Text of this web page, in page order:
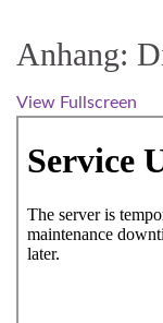
Anhang:
View Fullscreen